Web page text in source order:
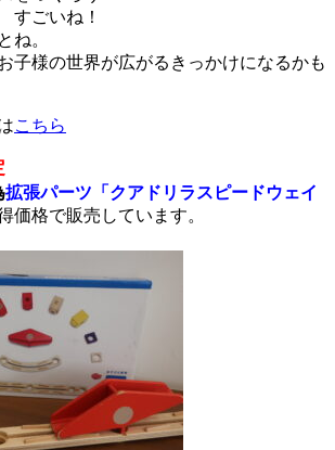
すごいね！
ね。
子様の世界が広がるきっかけになるかも
こちら
拡張パーツ「クアドリラスピードウェイ
価格で販売しています。